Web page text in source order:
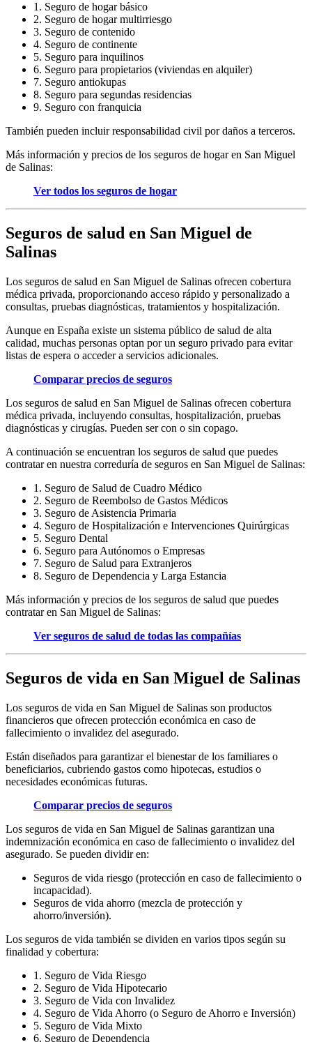
1. Seguro de hogar básico
2. Seguro de hogar multirriesgo
3. Seguro de contenido
4. Seguro de continente
5. Seguro para inquilinos
6. Seguro para propietarios (viviendas en alquiler)
7. Seguro antiokupas
8. Seguro para segundas residencias
9. Seguro con franquicia
También pueden incluir responsabilidad civil por daños a terceros.
Más información y precios de los seguros de hogar en San Miguel
de Salinas:
Ver todos los seguros de hogar
Seguros de salud en San Miguel de
Salinas
Los seguros de salud en San Miguel de Salinas ofrecen cobertura
médica privada, proporcionando acceso rápido y personalizado a
consultas, pruebas diagnósticas, tratamientos y hospitalización.
Aunque en España existe un sistema público de salud de alta
calidad, muchas personas optan por un seguro privado para evitar
listas de espera o acceder a servicios adicionales.
Comparar precios de seguros
Los seguros de salud en San Miguel de Salinas ofrecen cobertura
médica privada, incluyendo consultas, hospitalización, pruebas
diagnósticas y cirugías. Pueden ser con o sin copago.
A continuación se encuentran los seguros de salud que puedes
contratar en nuestra correduría de seguros en San Miguel de Salinas:
1. Seguro de Salud de Cuadro Médico
2. Seguro de Reembolso de Gastos Médicos
3. Seguro de Asistencia Primaria
4. Seguro de Hospitalización e Intervenciones Quirúrgicas
5. Seguro Dental
6. Seguro para Autónomos o Empresas
7. Seguro de Salud para Extranjeros
8. Seguro de Dependencia y Larga Estancia
Más información y precios de los seguros de salud que puedes
contratar en San Miguel de Salinas:
Ver seguros de salud de todas las compañías
Seguros de vida en San Miguel de Salinas
Los seguros de vida en San Miguel de Salinas son productos
financieros que ofrecen protección económica en caso de
fallecimiento o invalidez del asegurado.
Están diseñados para garantizar el bienestar de los familiares o
beneficiarios, cubriendo gastos como hipotecas, estudios o
necesidades económicas futuras.
Comparar precios de seguros
Los seguros de vida en San Miguel de Salinas garantizan una
indemnización económica en caso de fallecimiento o invalidez del
asegurado. Se pueden dividir en:
Seguros de vida riesgo (protección en caso de fallecimiento o
incapacidad).
Seguros de vida ahorro (mezcla de protección y
ahorro/inversión).
Los seguros de vida también se dividen en varios tipos según su
finalidad y cobertura:
1. Seguro de Vida Riesgo
2. Seguro de Vida Hipotecario
3. Seguro de Vida con Invalidez
4. Seguro de Vida Ahorro (o Seguro de Ahorro e Inversión)
5. Seguro de Vida Mixto
6. Seguro de Dependencia